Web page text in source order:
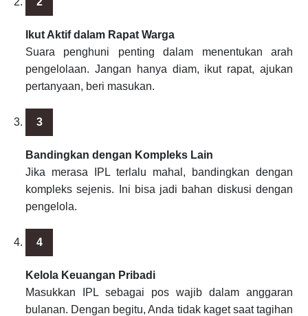
Ikut Aktif dalam Rapat Warga
Suara penghuni penting dalam menentukan arah
pengelolaan. Jangan hanya diam, ikut rapat, ajukan
pertanyaan, beri masukan.
Bandingkan dengan Kompleks Lain
Jika merasa IPL terlalu mahal, bandingkan dengan
kompleks sejenis. Ini bisa jadi bahan diskusi dengan
pengelola.
Kelola Keuangan Pribadi
Masukkan IPL sebagai pos wajib dalam anggaran
bulanan. Dengan begitu, Anda tidak kaget saat tagihan